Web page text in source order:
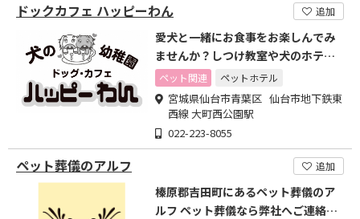
ドックカフェ ハッピーわん 追加
愛犬と一緒にお食事をお楽しんでみ
ませんか？しつけ教室や犬のホテル
もあります
ペット関連 ペットホテル
宮城県仙台市青葉区 仙台市地下鉄東
西線 大町西公園駅
022-223-8055
ペット葬儀のアルフ 追加
榛原郡吉田町にあるペット葬儀のア
ルフ ペット葬儀なら弊社へご連絡下